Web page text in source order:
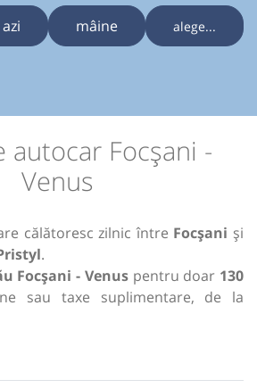
azi mâine alege...
autocar Focșani -
Venus
călătoresc zilnic între Focșani și
.
Focșani - Venuspentru doar 130
sau taxe suplimentare, de la